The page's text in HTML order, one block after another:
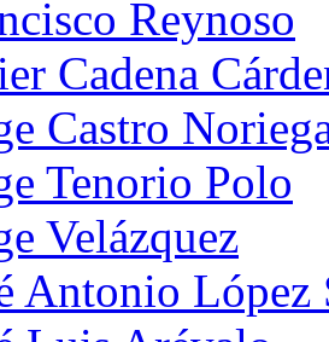
Reynoso
Cadena
Castro
Tenorio Polo
Velázquez
Antonio López